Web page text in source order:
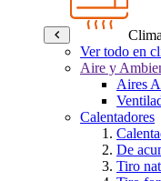
Ver todo en
Aire y
Aires
Calentadores
De
Tiro